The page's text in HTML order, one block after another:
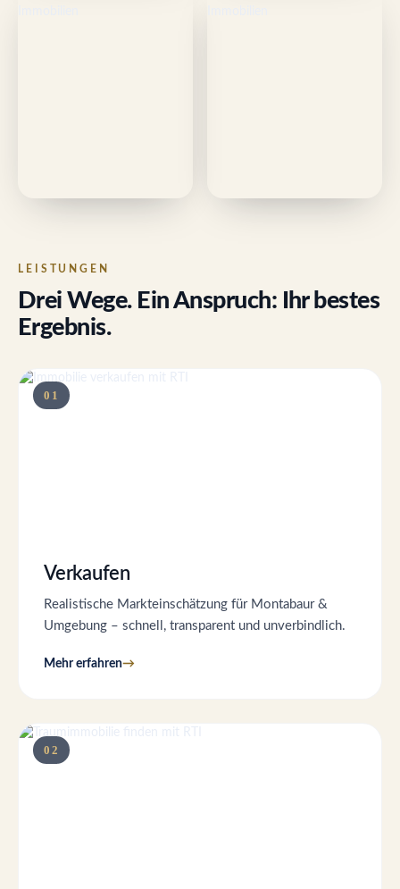
LEISTUNGEN
Drei Wege. Ein Anspruch: Ihr bestes
Ergebnis.
01
Verkaufen
Realistische Markteinschätzung für Montabaur &
Umgebung – schnell, transparent und unverbindlich.
Mehr erfahren
02